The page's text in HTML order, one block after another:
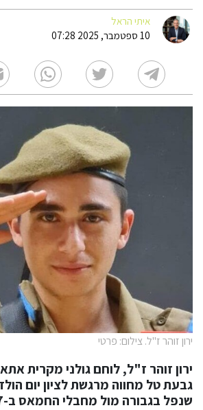
איתי הראל
10 ספטמבר, 2025 07:28
ירון זוהר ז"ל. צילום: פרטי
ירון זוהר ז"ל, לוחם גולני מקרית
שנפל בגבורה מול מחבלי החמאס ב-7 באוקטובר.